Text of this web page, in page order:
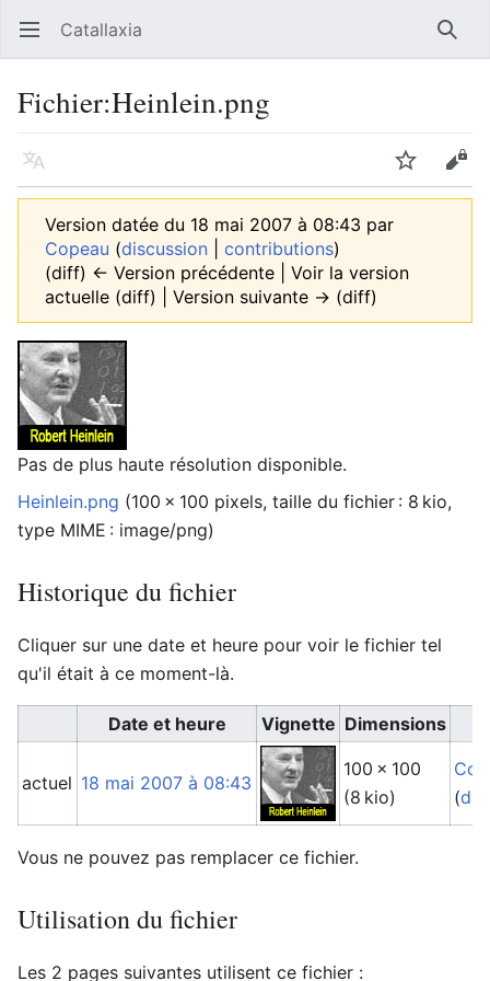
Ouvrir le menu principal Catallaxia
Fichier:Heinlein.png
Langue Suivre
Version datée du 18 mai 2007 à 08:43 par
Copeau (discussion contributions)
(diff) ← Version précédente | Voir la version
actuelle (diff) | Version suivante → (diff)
Pas de plus haute résolution disponible.
Heinlein.png (100 × 100 pixels, taille du fichier : 8 kio,
type MIME : image/png)
Historique du fichier
Cliquer sur une date et heure pour voir le fichier tel
qu'il était à ce moment-là.
Date et heure Vignette Dimensions
actuel 18 mai 2007 à 08:43
100 × 100
(8 kio)
(
Vous ne pouvez pas remplacer ce fichier.
Utilisation du fichier
Les 2 pages suivantes utilisent ce fichier :